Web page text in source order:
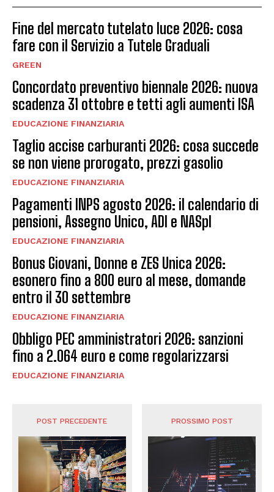
Fine del mercato tutelato luce 2026: cosa
fare con il Servizio a Tutele Graduali
GREEN
Concordato preventivo biennale 2026: nuova
scadenza 31 ottobre e tetti agli aumenti ISA
EDUCAZIONE FINANZIARIA
Taglio accise carburanti 2026: cosa succede
se non viene prorogato, prezzi gasolio
EDUCAZIONE FINANZIARIA
Pagamenti INPS agosto 2026: il calendario di
pensioni, Assegno Unico, ADI e NASpI
EDUCAZIONE FINANZIARIA
Bonus Giovani, Donne e ZES Unica 2026:
esonero fino a 800 euro al mese, domande
entro il 30 settembre
EDUCAZIONE FINANZIARIA
Obbligo PEC amministratori 2026: sanzioni
fino a 2.064 euro e come regolarizzarsi
EDUCAZIONE FINANZIARIA
POST PRECEDENTE PROSSIMO POST